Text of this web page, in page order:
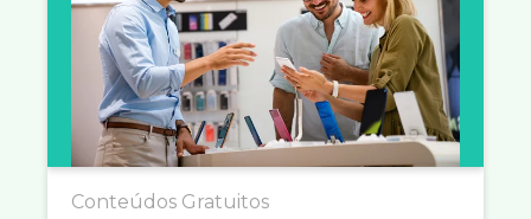
Conteúdos Gratuitos